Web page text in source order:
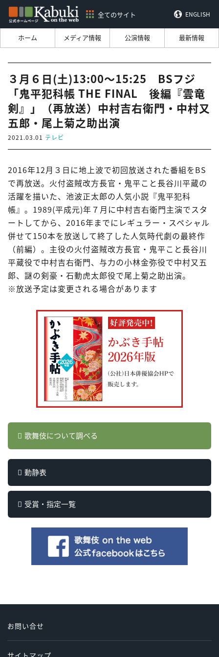
全てのサイト ENGLISH
ホーム メディア情報 公演情報 最新情報
３月６日(土)13:00～15:25 BSフジ
「鬼平犯科帳 THE FINAL 後編『雲竜
剣』」（再放送）中村吉右衛門・中村又
五郎・尾上菊之助出演
2021.03.01 テレビ
2016年12月３日に地上波で初回放送された番組をBS
で再放送。火付盗賊改方長官・鬼平こと長谷川平蔵の
活躍を描いた、池波正太郎の人気小説『鬼平犯科
帳』。1989(平成元)年７月に中村吉右衛門主演でスタ
ートしてから、2016年までにレギュラー・スペシャル
併せて150本を放送して終了した人気時代劇の最終作
（前編）。主役の火付盗賊改方長官・鬼平こと長谷川
平蔵役で中村吉右衛門、与力の小林金弥役で中村又五
郎、謎の剣豪・石動虎太郎役で尾上菊之助出演。
※放送予定は変更される場合があります
歌舞伎について調べる
動静表
受賞・指定一覧
お問い合せ